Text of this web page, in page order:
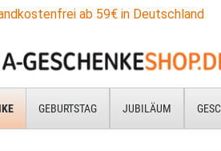
ab 59€ in Deutschland
GEBURTSTAG JUBILÄUM